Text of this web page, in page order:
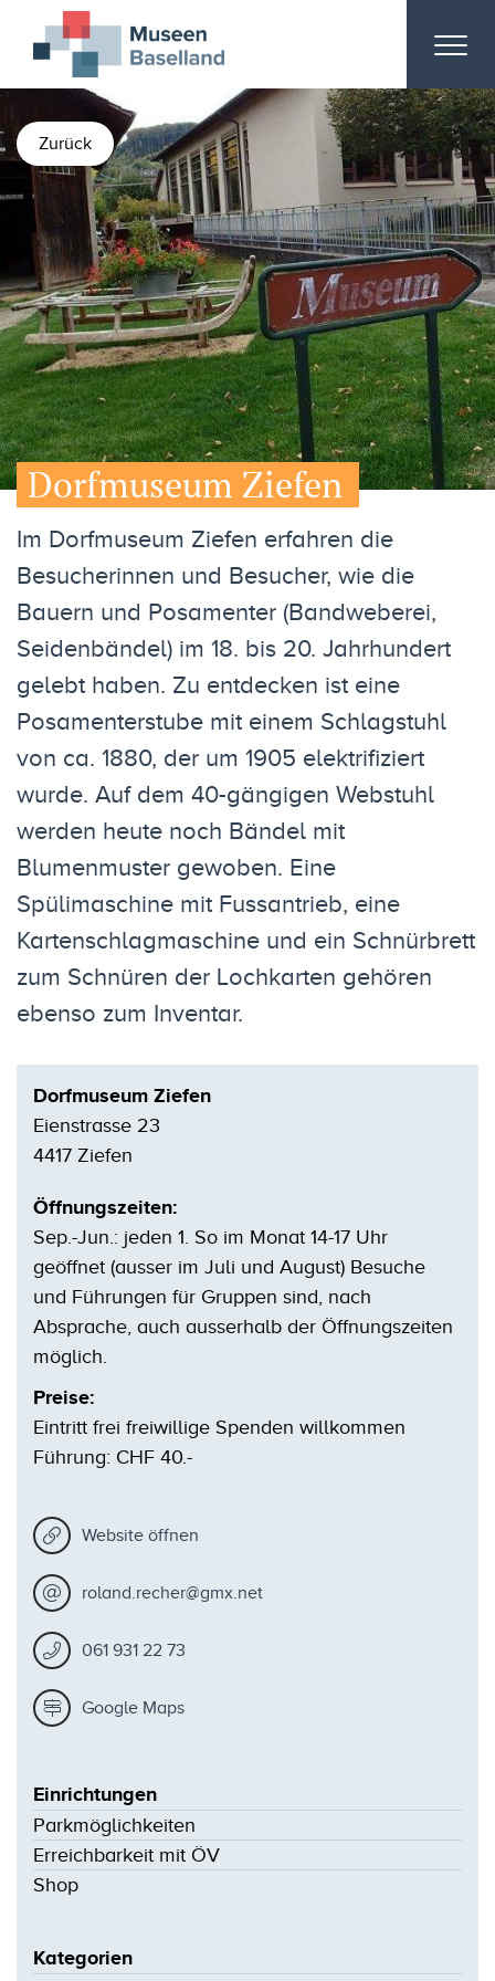
Zurück
Dorfmuseum Ziefen
Im Dorfmuseum Ziefen erfahren die
Besucherinnen und Besucher, wie die
Bauern und Posamenter (Bandweberei,
Seidenbändel) im 18. bis 20. Jahrhundert
gelebt haben. Zu entdecken ist eine
Posamenterstube mit einem Schlagstuhl
von ca. 1880, der um 1905 elektrifiziert
wurde. Auf dem 40-gängigen Webstuhl
werden heute noch Bändel mit
Blumenmuster gewoben. Eine
Spülimaschine mit Fussantrieb, eine
Kartenschlagmaschine und ein Schnürbrett
zum Schnüren der Lochkarten gehören
ebenso zum Inventar.
Dorfmuseum Ziefen
Eienstrasse 23
4417 Ziefen
Öffnungszeiten:
Sep.-Jun.: jeden 1. So im Monat 14-17 Uhr
geöffnet (ausser im Juli und August) Besuche
und Führungen für Gruppen sind, nach
Absprache, auch ausserhalb der Öffnungszeiten
möglich.
Preise:
Eintritt frei freiwillige Spenden willkommen
Führung: CHF 40.-
Website öffnen
roland.recher@gmx.net
061 931 22 73
Google Maps
Einrichtungen
Parkmöglichkeiten
Erreichbarkeit mit ÖV
Shop
Kategorien